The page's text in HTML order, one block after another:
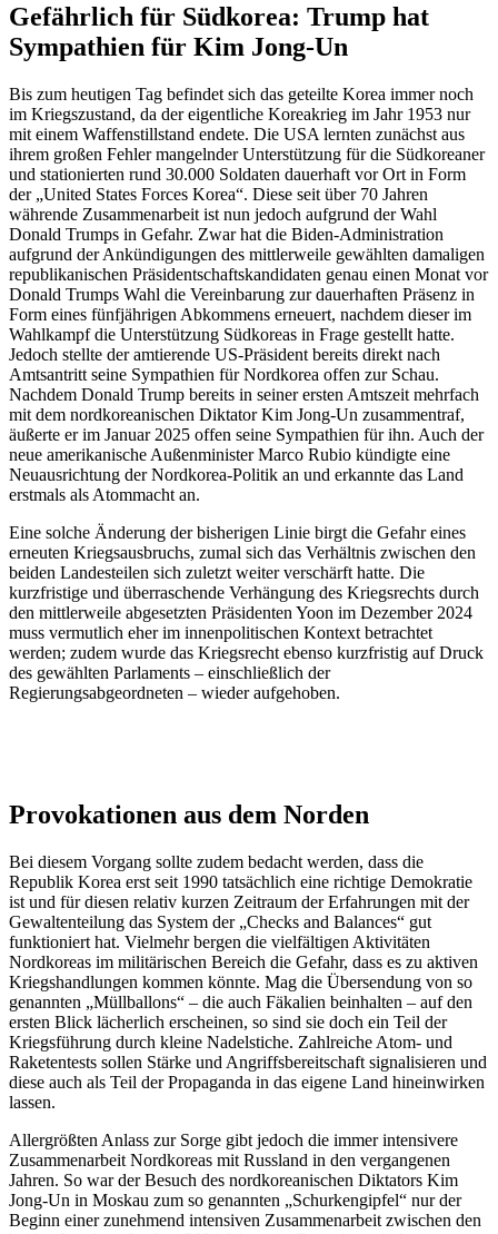
Gefährlich für Südkorea: Trump hat
Sympathien für Kim Jong-Un
Bis zum heutigen Tag befindet sich das geteilte Korea immer noch
im Kriegszustand, da der eigentliche Koreakrieg im Jahr 1953 nur
mit einem Waffenstillstand endete. Die USA lernten zunächst aus
ihrem großen Fehler mangelnder Unterstützung für die Südkoreaner
und stationierten rund 30.000 Soldaten dauerhaft vor Ort in Form
der „United States Forces Korea“. Diese seit über 70 Jahren
währende Zusammenarbeit ist nun jedoch aufgrund der Wahl
Donald Trumps in Gefahr. Zwar hat die Biden-Administration
aufgrund der Ankündigungen des mittlerweile gewählten damaligen
republikanischen Präsidentschaftskandidaten genau einen Monat vor
Donald Trumps Wahl die Vereinbarung zur dauerhaften Präsenz in
Form eines fünfjährigen Abkommens erneuert, nachdem dieser im
Wahlkampf die Unterstützung Südkoreas in Frage gestellt hatte.
Jedoch stellte der amtierende US-Präsident bereits direkt nach
Amtsantritt seine Sympathien für Nordkorea offen zur Schau.
Nachdem Donald Trump bereits in seiner ersten Amtszeit mehrfach
mit dem nordkoreanischen Diktator Kim Jong-Un zusammentraf,
äußerte er im Januar 2025 offen seine Sympathien für ihn. Auch der
neue amerikanische Außenminister Marco Rubio kündigte eine
Neuausrichtung der Nordkorea-Politik an und erkannte das Land
erstmals als Atommacht an.
Eine solche Änderung der bisherigen Linie birgt die Gefahr eines
erneuten Kriegsausbruchs, zumal sich das Verhältnis zwischen den
beiden Landesteilen sich zuletzt weiter verschärft hatte. Die
kurzfristige und überraschende Verhängung des Kriegsrechts durch
den mittlerweile abgesetzten Präsidenten Yoon im Dezember 2024
muss vermutlich eher im innenpolitischen Kontext betrachtet
werden; zudem wurde das Kriegsrecht ebenso kurzfristig auf Druck
des gewählten Parlaments – einschließlich der
Regierungsabgeordneten – wieder aufgehoben.
Provokationen aus dem Norden
Bei diesem Vorgang sollte zudem bedacht werden, dass die
Republik Korea erst seit 1990 tatsächlich eine richtige Demokratie
ist und für diesen relativ kurzen Zeitraum der Erfahrungen mit der
Gewaltenteilung das System der „Checks and Balances“ gut
funktioniert hat. Vielmehr bergen die vielfältigen Aktivitäten
Nordkoreas im militärischen Bereich die Gefahr, dass es zu aktiven
Kriegshandlungen kommen könnte. Mag die Übersendung von so
genannten „Müllballons“ – die auch Fäkalien beinhalten – auf den
ersten Blick lächerlich erscheinen, so sind sie doch ein Teil der
Kriegsführung durch kleine Nadelstiche. Zahlreiche Atom- und
Raketentests sollen Stärke und Angriffsbereitschaft signalisieren und
diese auch als Teil der Propaganda in das eigene Land hineinwirken
lassen.
Allergrößten Anlass zur Sorge gibt jedoch die immer intensivere
Zusammenarbeit Nordkoreas mit Russland in den vergangenen
Jahren. So war der Besuch des nordkoreanischen Diktators Kim
Jong-Un in Moskau zum so genannten „Schurkengipfel“ nur der
Beginn einer zunehmend intensiven Zusammenarbeit zwischen den